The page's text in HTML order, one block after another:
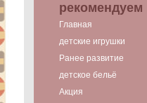
рекомендуем
Главная
детские игрушки
Ранее развитие
детское бельё
Акция